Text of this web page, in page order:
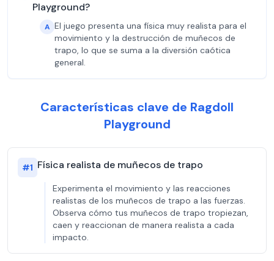
Playground?
A El juego presenta una física muy realista para el
movimiento y la destrucción de muñecos de
trapo, lo que se suma a la diversión caótica
general.
Características clave de Ragdoll
Playground
#1 Física realista de muñecos de trapo
Experimenta el movimiento y las reacciones
realistas de los muñecos de trapo a las fuerzas.
Observa cómo tus muñecos de trapo tropiezan,
caen y reaccionan de manera realista a cada
impacto.